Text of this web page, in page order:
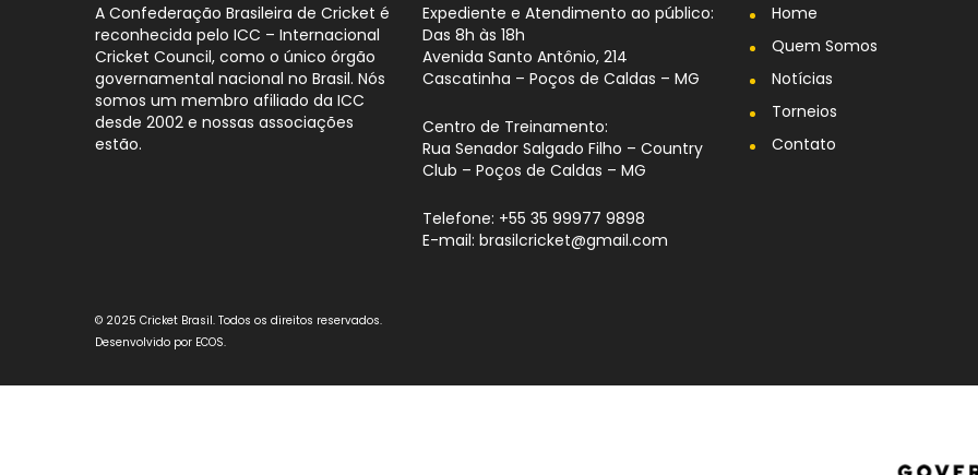
A Confederação Brasileira de Cricket é
reconhecida pelo ICC – Internacional
Cricket Council, como o único órgão
governamental nacional no Brasil. Nós
somos um membro afiliado da ICC
desde 2002 e nossas associações
estão.
Expediente e Atendimento ao público:
Das 8h às 18h
Avenida Santo Antônio, 214
Cascatinha – Poços de Caldas – MG
Centro de Treinamento:
Rua Senador Salgado Filho – Country
Club – Poços de Caldas – MG
Telefone: +55 35 99977 9898
E-mail: brasilcricket@gmail.com
Home
Quem Somos
Notícias
Torneios
Contato
© 2025 Cricket Brasil. Todos os direitos reservados.
Desenvolvido por ECOS.